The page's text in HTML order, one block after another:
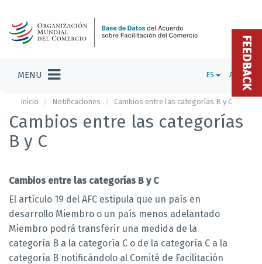
MENU ES ADMIN
Inicio Notificaciones Cambios entre las categorías B y C
Cambios entre las categorías
B y C
Cambios entre las categorías B y C
El artículo 19 del AFC estipula que un país en
desarrollo Miembro o un país menos adelantado
Miembro podrá transferir una medida de la
categoría B a la categoría C o de la categoría C a la
categoría B notificándolo al Comité de Facilitación
FEEDBACK